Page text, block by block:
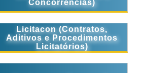
Concorrências)
Licitacon (Contratos,
Aditivos e Procedimentos
Licitatórios)